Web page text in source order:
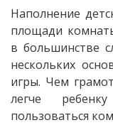
Наполнение
площади
в большинстве
нескольких
игры. Чем
легче
пользоваться